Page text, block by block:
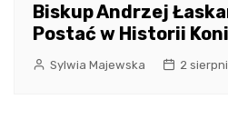
Biskup Andrzej
Postać w Historii
Sylwia Majewska 2